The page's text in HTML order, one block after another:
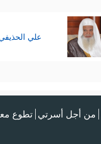
علي
من أجل أسرتي تطوع